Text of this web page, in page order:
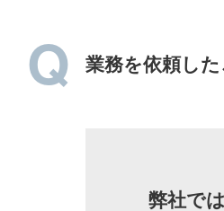
業務を依頼し
弊社で